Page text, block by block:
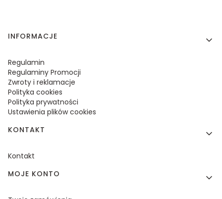
Linki w stopce
INFORMACJE
Regulamin
Regulaminy Promocji
Zwroty i reklamacje
Polityka cookies
Polityka prywatności
Ustawienia plików cookies
KONTAKT
Kontakt
MOJE KONTO